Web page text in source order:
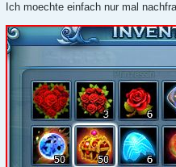
Ich moechte einfach nur mal